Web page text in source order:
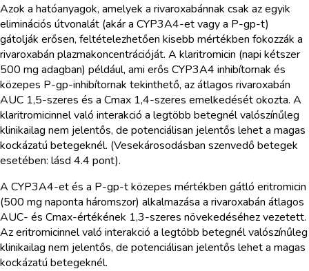
Azok a hatóanyagok, amelyek a rivaroxabánnak csak az egyik
eliminációs útvonalát (akár a CYP3A4-et vagy a P-gp-t)
gátolják erősen, feltételezhetően kisebb mértékben fokozzák a
rivaroxabán plazmakoncentrációját. A klaritromicin (napi kétszer
500 mg adagban) például, ami erős CYP3A4 inhibítornak és
közepes P-gp-inhibítornak tekinthető, az átlagos rivaroxabán
AUC 1,5-szeres és a Cmax 1,4-szeres emelkedését okozta. A
klaritromicinnel való interakció a legtöbb betegnél valószínűleg
klinikailag nem jelentős, de potenciálisan jelentős lehet a magas
kockázatú betegeknél. (Vesekárosodásban szenvedő betegek
esetében: lásd 4.4 pont).
A CYP3A4-et és a P-gp-t közepes mértékben gátló eritromicin
(500 mg naponta háromszor) alkalmazása a rivaroxabán átlagos
AUC- és Cmax-értékének 1,3-szeres növekedéséhez vezetett.
Az eritromicinnel való interakció a legtöbb betegnél valószínűleg
klinikailag nem jelentős, de potenciálisan jelentős lehet a magas
kockázatú betegeknél.